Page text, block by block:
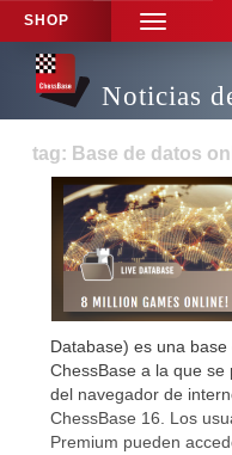
SHOP
TOGGLE
Noticias
tag: Base de datos
Database) es una
ChessBase a la que
del navegador de
ChessBase 16. Los
Premium pueden